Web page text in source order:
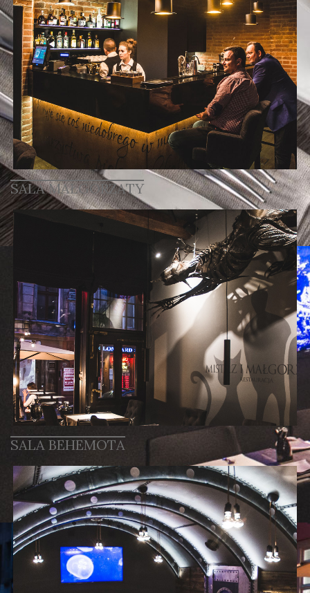
SALA MAŁGORZATY
SALA BEHEMOTA